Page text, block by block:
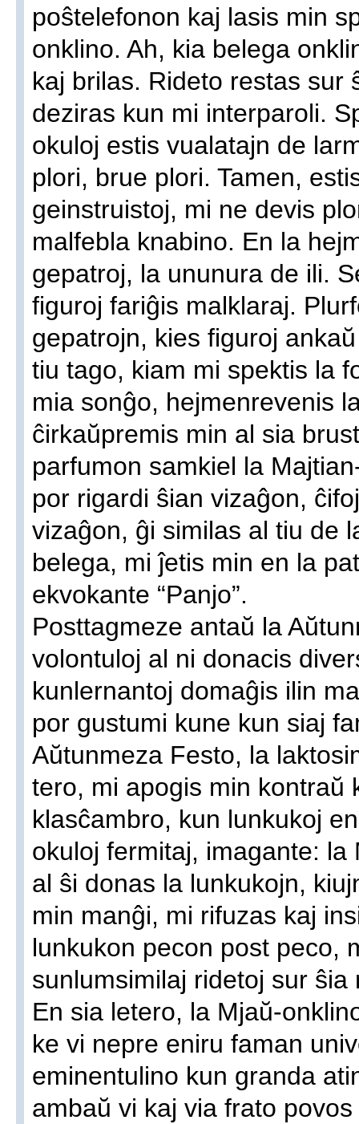
poŝtelefonon kaj lasis min
onklino. Ah, kia belega
kaj brilas. Rideto restas sur
deziras kun mi interparoli.
okuloj estis vualatajn de
plori, brue plori. Tamen,
geinstruistoj, mi ne devis
malfebla knabino. En la
gepatroj, la ununura de ili.
figuroj fariĝis malklaraj.
gepatrojn, kies figuroj
tiu tago, kiam mi spektis la
mia sonĝo, hejmenrevenis
ĉirkaŭpremis min al sia
parfumon samkiel la
por rigardi ŝian vizaĝon,
vizaĝon, ĝi similas al tiu de
belega, mi ĵetis min en la
ekvokante “Panjo”.
Posttagmeze antaŭ la
volontuloj al ni donacis
kunlernantoj domaĝis ilin
por gustumi kune kun siaj
Aŭtunmeza Festo, la
tero, mi apogis min kontraŭ
klasĉambro, kun lunkukoj
okuloj fermitaj, imagante:
al ŝi donas la lunkukojn,
min manĝi, mi rifuzas kaj
lunkukon pecon post peco,
sunlumsimilaj ridetoj sur ŝia
En sia letero, la Mjaŭ-
ke vi nepre eniru faman
eminentulino kun granda
ambaŭ vi kaj via frato